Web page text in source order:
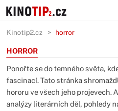
Kinotip2.cz horror
HORROR
Ponořte se do temného světa,
fascinací. Tato stránka
hororu ve všech jeho projevech.
analýzy literárních děl, pohledy